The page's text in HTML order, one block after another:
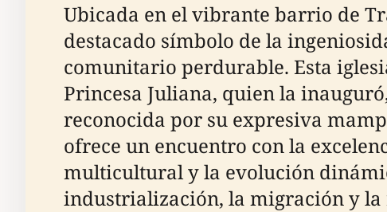
Ubicada en el vibrante barrio de
destacado símbolo de la
comunitario perdurable. Esta
Princesa Juliana, quien la
reconocida por su expresiva
ofrece un encuentro con la
multicultural y la evolución
industrialización, la migración y